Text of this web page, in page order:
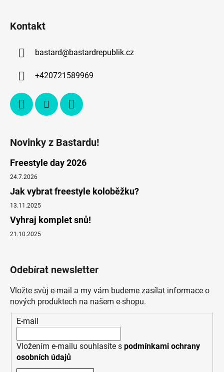
Kontakt
bastard@bastardrepublik.cz
+420721589969
Novinky z Bastardu!
Freestyle day 2026
24.7.2026
Jak vybrat freestyle koloběžku?
13.11.2025
Vyhraj komplet snů!
21.10.2025
Odebírat newsletter
Vložte svůj e-mail a my vám budeme zasílat informace o
nových produktech na našem e-shopu.
E-mail
Vložením e-mailu souhlasíte s podmínkami ochrany
osobních údajů